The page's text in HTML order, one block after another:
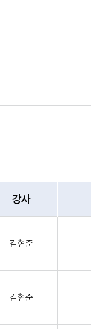
강사
김현준
김현준